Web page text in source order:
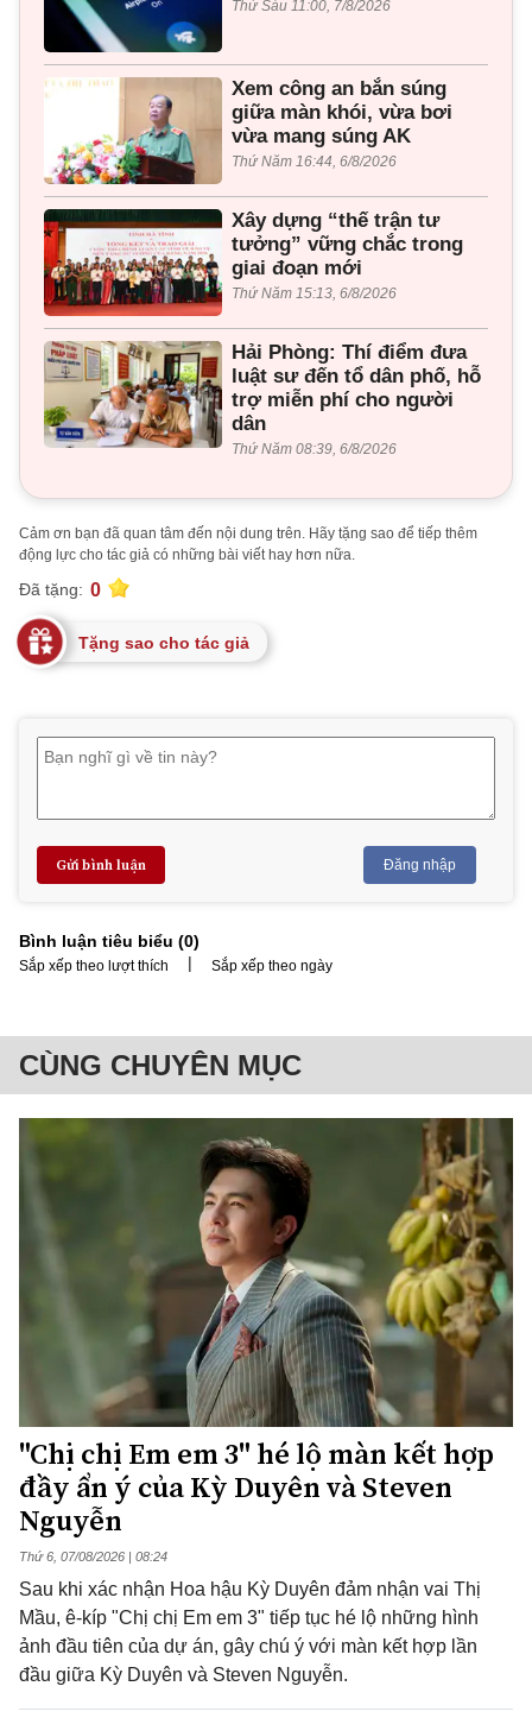
Thứ Sáu 11:00, 7/8/2026
Xem công an bắn súng
giữa màn khói, vừa bơi
vừa mang súng AK
Thứ Năm 16:44, 6/8/2026
Xây dựng “thế trận tư
tưởng” vững chắc trong
giai đoạn mới
Thứ Năm 15:13, 6/8/2026
Hải Phòng: Thí điểm đưa
luật sư đến tổ dân phố, hỗ
trợ miễn phí cho người
dân
Thứ Năm 08:39, 6/8/2026
Cảm ơn bạn đã quan tâm đến nội dung trên. Hãy tặng sao để tiếp thêm
động lực cho tác giả có những bài viết hay hơn nữa.
Đã tặng: 0
Tặng sao cho tác giả
Gửi bình luận Đăng nhập
Bình luận tiêu biểu (0)
Sắp xếp theo lượt thích | Sắp xếp theo ngày
CÙNG CHUYÊN MỤC
"Chị chị Em em 3" hé lộ màn kết hợp
đầy ẩn ý của Kỳ Duyên và Steven
Nguyễn
Thứ 6, 07/08/2026 | 08:24
Sau khi xác nhận Hoa hậu Kỳ Duyên đảm nhận vai Thị
Mầu, ê-kíp "Chị chị Em em 3" tiếp tục hé lộ những hình
ảnh đầu tiên của dự án, gây chú ý với màn kết hợp lần
đầu giữa Kỳ Duyên và Steven Nguyễn.